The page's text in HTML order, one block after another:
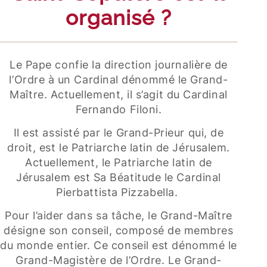
organisé ?
Le Pape confie la direction journalière de
l’Ordre à un Cardinal dénommé le Grand-
Maître. Actuellement, il s’agit du Cardinal
Fernando Filoni.
Il est assisté par le Grand-Prieur qui, de
droit, est le Patriarche latin de Jérusalem.
Actuellement, le Patriarche latin de
Jérusalem est Sa Béatitude le Cardinal
Pierbattista Pizzabella.
Pour l’aider dans sa tâche, le Grand-Maître
désigne son conseil, composé de membres
du monde entier. Ce conseil est dénommé le
Grand-Magistère de l’Ordre. Le Grand-